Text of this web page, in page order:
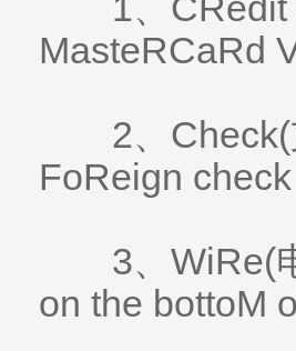
MasteRCaRd
2、Check(
FoReign
3、WiRe(
on the bottoM